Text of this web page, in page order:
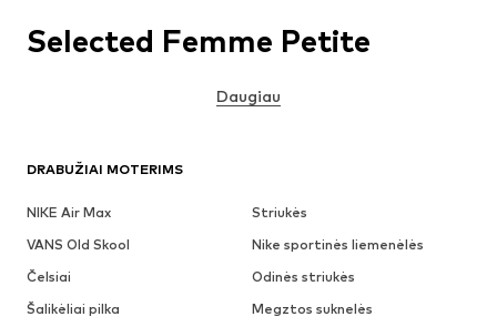
DRABUŽIAI MOTERIMS
NIKE Air Max
Striukės
VANS Old Skool
Nike sportinės liemenėlės
Čelsiai
Odinės striukės
Šalikėliai pilka
Megztos suknelės
Selected Femme Petite
Daugiau